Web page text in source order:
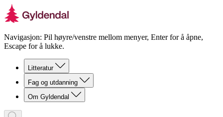
Navigasjon: Pil høyre/venstre mellom menyer, Enter for å åpne,
Escape for å lukke.
Litteratur
Fag og utdanning
Om Gyldendal